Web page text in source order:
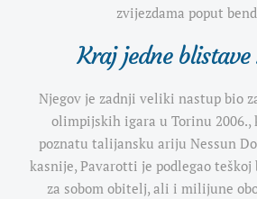
zvijezdama poput
Kraj jedne
Njegov je zadnji veliki nastup bio
olimpijskih igara u Torinu 2006.,
poznatu talijansku ariju Nessun
kasnije, Pavarotti je podlegao
za sobom obitelj, ali i milijune